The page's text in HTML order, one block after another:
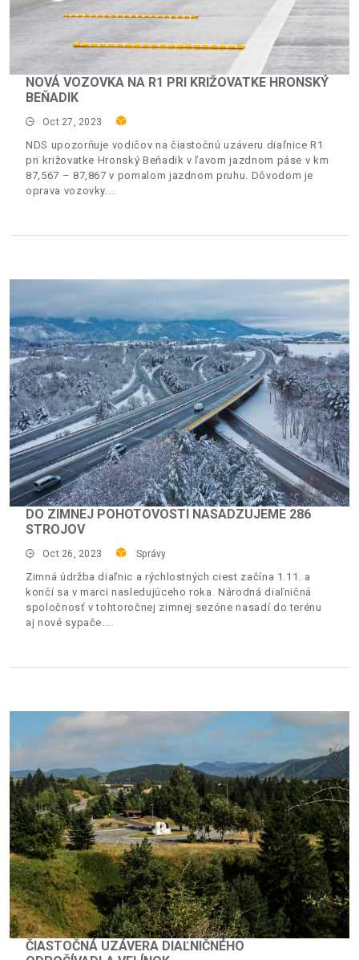
NOVÁ VOZOVKA NA R1 PRI KRIŽOVATKE HRONSKÝ
BEŇADIK
Oct 27, 2023
NDS upozorňuje vodičov na čiastočnú uzáveru diaľnice R1
pri križovatke Hronský Beňadik v ľavom jazdnom páse v km
87,567 – 87,867 v pomalom jazdnom pruhu. Dôvodom je
oprava vozovky.
DO ZIMNEJ POHOTOVOSTI NASADZUJEME 286
STROJOV
Oct 26, 2023 Správy
Zimná údržba diaľnic a rýchlostných ciest začína 1.11. a
končí sa v marci nasledujúceho roka. Národná diaľničná
spoločnosť v tohtoročnej zimnej sezóne nasadí do terénu
aj nové sypače.
ČIASTOČNÁ UZÁVERA DIAĽNIČNÉHO